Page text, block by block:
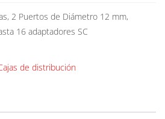
2 Puertos de Diámetro 12 mm,
16 adaptadores SC
de distribución